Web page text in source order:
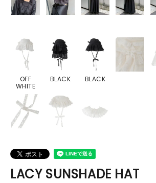
OFF
WHITE
BLACK BLACK
LACY SUNSHADE HAT